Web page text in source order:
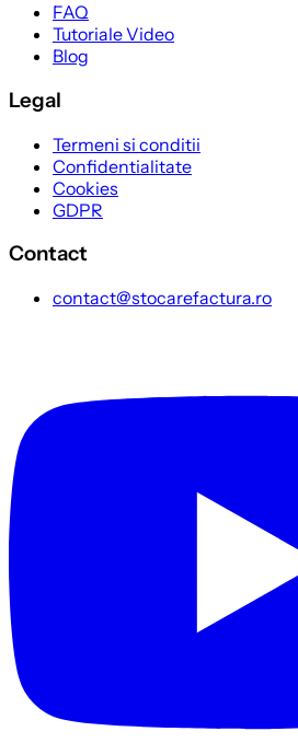
FAQ
Tutoriale Video
Blog
Legal
Termeni si conditii
Confidentialitate
Cookies
GDPR
Contact
contact@stocarefactura.ro